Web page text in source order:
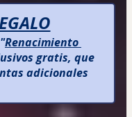
Renacimiento
gratis, que
adicionales